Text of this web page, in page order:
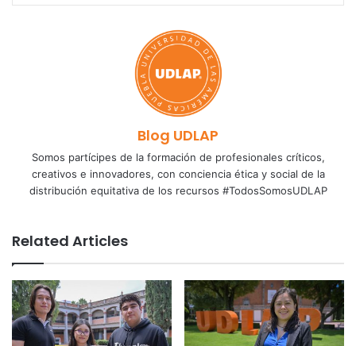
Blog UDLAP
Somos partícipes de la formación de profesionales críticos,
creativos e innovadores, con conciencia ética y social de la
distribución equitativa de los recursos #TodosSomosUDLAP
Related Articles